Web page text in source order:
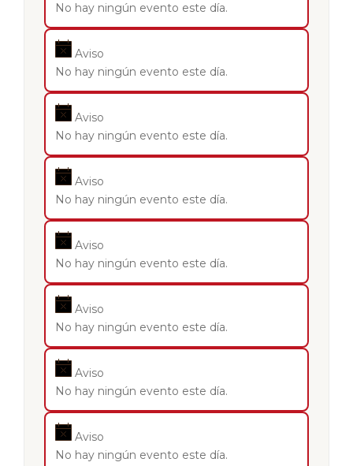
No hay ningún evento este día.
Aviso
No hay ningún evento este día.
Aviso
No hay ningún evento este día.
Aviso
No hay ningún evento este día.
Aviso
No hay ningún evento este día.
Aviso
No hay ningún evento este día.
Aviso
No hay ningún evento este día.
Aviso
No hay ningún evento este día.